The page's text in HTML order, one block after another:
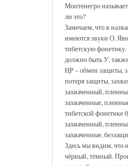
Монтенегро
ли это?
Замечаем, что в
имеются звуки О.
тибетскую
должно быть У,
ҢР – обмен защиты,
потеря защиты,
захваченный,
захваченные,
тибетской фонетике
захваченный,
захваченные,
Здесь мы видим, что
чёрный, тёмный.